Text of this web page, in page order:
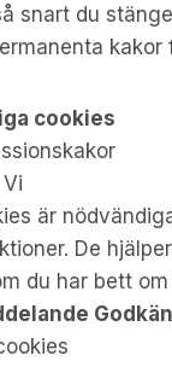
snart du
cookies
är
De
du har bett